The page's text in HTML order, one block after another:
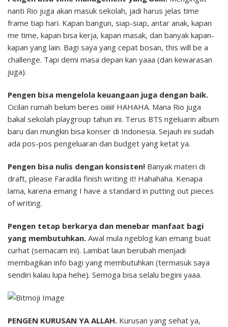
nanti Rio juga akan masuk sekolah, jadi harus jelas time
frame tiap hari. Kapan bangun, siap-siap, antar anak, kapan
me time, kapan bisa kerja, kapan masak, dan banyak kapan-
kapan yang lain. Bagi saya yang cepat bosan, this will be a
challenge. Tapi demi masa depan kan yaaa (dan kewarasan
juga).
Pengen bisa mengelola keuangaan juga dengan baik.
Cicilan rumah belum beres oiiiii! HAHAHA. Mana Rio juga
bakal sekolah playgroup tahun ini. Terus BTS ngeluarin album
baru dan mungkin bisa konser di Indonesia. Sejauh ini sudah
ada pos-pos pengeluaran dan budget yang ketat ya.
Pengen bisa nulis dengan konsisten! Banyak materi di
draft, please Faradila finish writing it! Hahahaha. Kenapa
lama, karena emang I have a standard in putting out pieces
of writing.
Pengen tetap berkarya dan menebar manfaat bagi
yang membutuhkan. Awal mula ngeblog kan emang buat
curhat (semacam ini). Lambat laun berubah menjadi
membagikan info bagi yang membutuhkan (termasuk saya
sendiri kalau lupa hehe). Semoga bisa selalu begini yaaa.
PENGEN KURUSAN YA ALLAH. Kurusan yang sehat ya,